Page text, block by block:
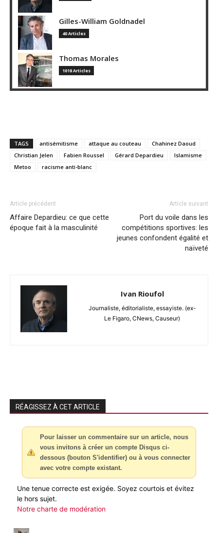
Gilles-William Goldnadel
40 Articles
Thomas Morales
1018 Articles
TAGS antisémitisme attaque au couteau
Chahinez Daoud
Christian Jelen
Fabien Roussel Gérard Depardieu
Islamisme
Metoo
racisme anti-blanc
Article précédent
Affaire Depardieu: ce que cette
époque fait à la masculinité
Article suivant
Port du voile dans les
compétitions sportives: les
jeunes confondent égalité et
naïveté
Ivan Rioufol
Journaliste, éditorialiste, essayiste. (ex-
Le Figaro, CNews, Causeur)
RÉAGISSEZ À CET ARTICLE
Pour laisser un commentaire sur un article, nous
vous invitons à créer un compte Disqus ci-
dessous (bouton S'identifier) ou à vous connecter
avec votre compte existant.
Une tenue correcte est exigée. Soyez courtois et évitez
le hors sujet.
Notre charte de modération